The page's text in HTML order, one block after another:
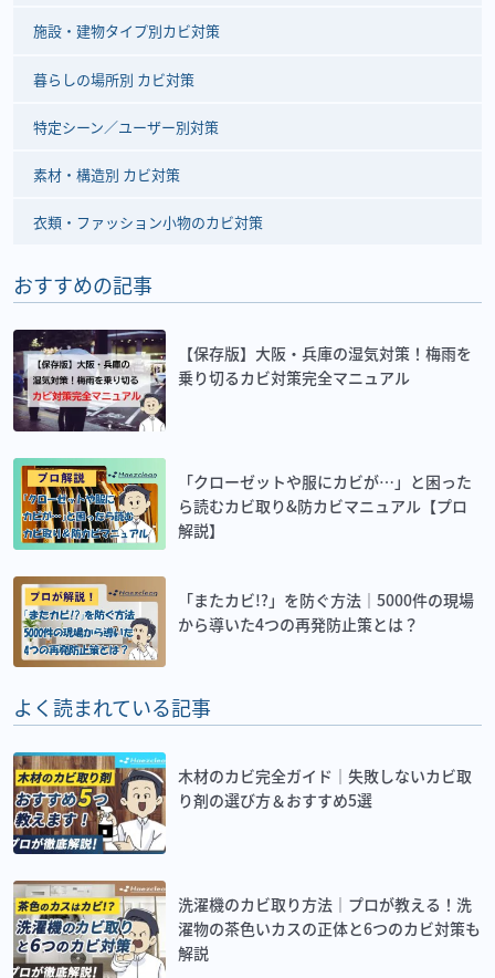
施設・建物タイプ別カビ対策
暮らしの場所別 カビ対策
特定シーン／ユーザー別対策
素材・構造別 カビ対策
衣類・ファッション小物のカビ対策
おすすめの記事
【保存版】大阪・兵庫の湿気対策！梅雨を
乗り切るカビ対策完全マニュアル
「クローゼットや服にカビが…」と困った
ら読むカビ取り&防カビマニュアル【プロ
解説】
「またカビ!?」を防ぐ方法｜5000件の現場
から導いた4つの再発防止策とは？
よく読まれている記事
木材のカビ完全ガイド｜失敗しないカビ取
り剤の選び方＆おすすめ5選
洗濯機のカビ取り方法｜プロが教える！洗
濯物の茶色いカスの正体と6つのカビ対策も
解説